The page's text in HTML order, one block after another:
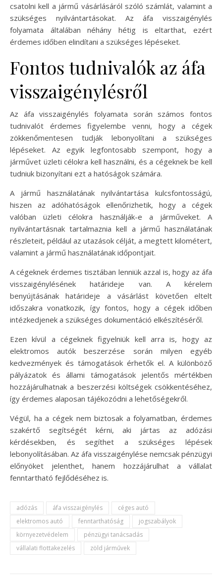
csatolni kell a jármű vásárlásáról szóló számlát, valamint a
szükséges nyilvántartásokat. Az áfa visszaigénylés
folyamata általában néhány hétig is eltarthat, ezért
érdemes időben elindítani a szükséges lépéseket.
Fontos tudnivalók az áfa
visszaigénylésről
Az áfa visszaigénylés folyamata során számos fontos
tudnivalót érdemes figyelembe venni, hogy a cégek
zökkenőmentesen tudják lebonyolítani a szükséges
lépéseket. Az egyik legfontosabb szempont, hogy a
járművet üzleti célokra kell használni, és a cégeknek be kell
tudniuk bizonyítani ezt a hatóságok számára.
A jármű használatának nyilvántartása kulcsfontosságú,
hiszen az adóhatóságok ellenőrizhetik, hogy a cégek
valóban üzleti célokra használják-e a járműveket. A
nyilvántartásnak tartalmaznia kell a jármű használatának
részleteit, például az utazások célját, a megtett kilométert,
valamint a jármű használatának időpontjait.
A cégeknek érdemes tisztában lenniük azzal is, hogy az áfa
visszaigénylésének határideje van. A kérelem
benyújtásának határideje a vásárlást követően eltelt
időszakra vonatkozik, így fontos, hogy a cégek időben
intézkedjenek a szükséges dokumentáció elkészítéséről.
Ezen kívül a cégeknek figyelniük kell arra is, hogy az
elektromos autók beszerzése során milyen egyéb
kedvezmények és támogatások érhetők el. A különböző
pályázatok és állami támogatások jelentős mértékben
hozzájárulhatnak a beszerzési költségek csökkentéséhez,
így érdemes alaposan tájékozódni a lehetőségekről.
Végül, ha a cégek nem biztosak a folyamatban, érdemes
szakértő segítségét kérni, aki jártas az adózási
kérdésekben, és segíthet a szükséges lépések
lebonyolításában. Az áfa visszaigénylése nemcsak pénzügyi
előnyöket jelenthet, hanem hozzájárulhat a vállalat
fenntartható fejlődéséhez is.
adózás áfa visszaigénylés
céges autó
elektromos autó
fenntarthatóság
jogszabályok
környezetvédelem
pénzügyi tanácsadás
vállalati flottakezelés
zöld járművek